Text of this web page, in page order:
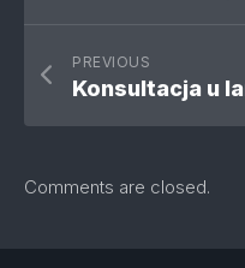
PREVIOUS
Konsultacja u
Comments are closed.